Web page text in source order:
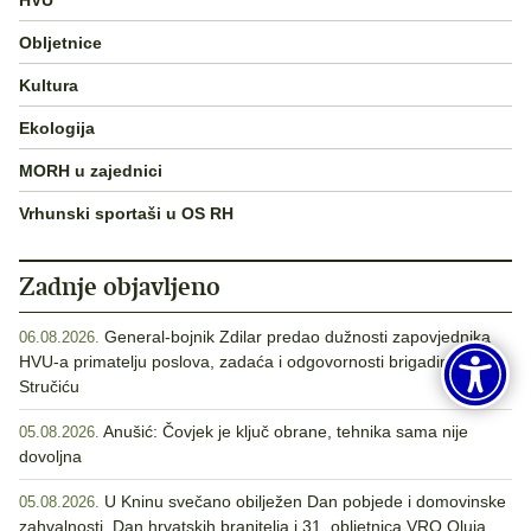
Obljetnice
Kultura
Ekologija
MORH u zajednici
Vrhunski sportaši u OS RH
Zadnje objavljeno
06.08.2026. General-bojnik Zdilar predao dužnosti zapovjednika
HVU-a primatelju poslova, zadaća i odgovornosti brigadiru
Stručiću
05.08.2026. Anušić: Čovjek je ključ obrane, tehnika sama nije
dovoljna
05.08.2026. U Kninu svečano obilježen Dan pobjede i domovinske
zahvalnosti, Dan hrvatskih branitelja i 31. obljetnica VRO Oluja